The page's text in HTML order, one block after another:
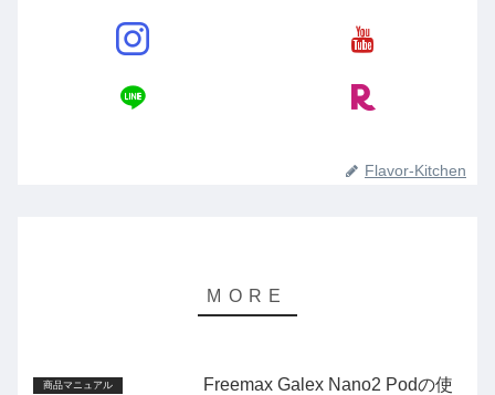
Flavor-Kitchen
商品マニュアル
Freemax Galex Nano2 Podの使